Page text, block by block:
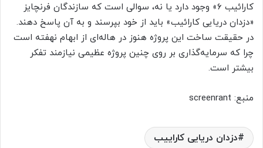
کارائیب ۶» وجود دارد یا نه، سوالی است که سازندگان فرنچایز
«دزدان دریایی کارائیب» باید از خود بپرسند و به آن پاسخ دهند.
در حقیقت ساخت این پروژه هنوز در هاله‌ای از ابهام نهفته است
چرا که سرمایه‌گذاری بر روی چنین پروژه عظیمی نیازمند تفکر
بیشتر است.
منبع: screenrant
دزدان دریایی کاراییب